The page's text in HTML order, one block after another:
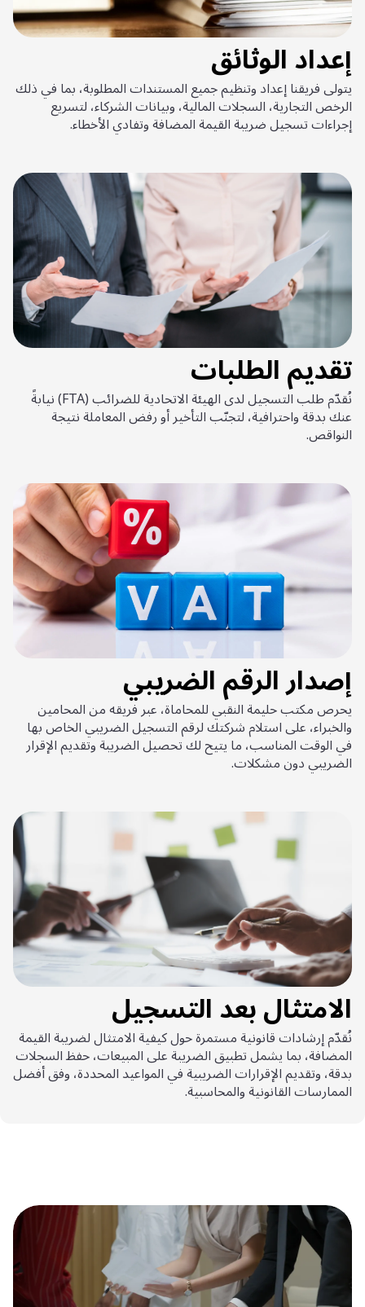
إعداد الوثائق
يتولى فريقنا إعداد وتنظيم جميع المستندات المطلوبة، بما في ذلك
الرخص التجارية، السجلات المالية، وبيانات الشركاء، لتسريع
إجراءات تسجيل ضريبة القيمة المضافة وتفادي الأخطاء.
تقديم الطلبات
نُقدّم طلب التسجيل لدى الهيئة الاتحادية للضرائب (FTA) نيابةً
عنك بدقة واحترافية، لتجنّب التأخير أو رفض المعاملة نتيجة
النواقص.
إصدار الرقم الضريبي
يحرص مكتب حليمة النقبي للمحاماة، عبر فريقه من المحامين
والخبراء، على استلام شركتك لرقم التسجيل الضريبي الخاص بها
في الوقت المناسب، ما يتيح لك تحصيل الضريبة وتقديم الإقرار
الضريبي دون مشكلات.
الامتثال بعد التسجيل
نُقدّم إرشادات قانونية مستمرة حول كيفية الامتثال لضريبة القيمة
المضافة، بما يشمل تطبيق الضريبة على المبيعات، حفظ السجلات
بدقة، وتقديم الإقرارات الضريبية في المواعيد المحددة، وفق أفضل
الممارسات القانونية والمحاسبية.